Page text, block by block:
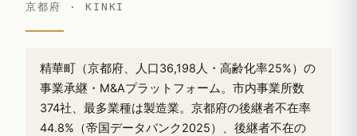
京都府 · KINKI
精華町（京都府、人口36,198人・高齢化率25%）の
事業承継・M&Aプラットフォーム。市内事業所数
374社、最多業種は製造業。京都府の後継者不在率
44.8%（帝国データバンク2025）、後継者不在の